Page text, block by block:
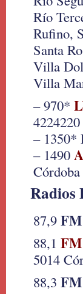
Río
Rufino,
Santa
Villa
Villa
– 970*
4224220
– 1350*
– 1490
Radios
87,9
88,1
5014
88,3